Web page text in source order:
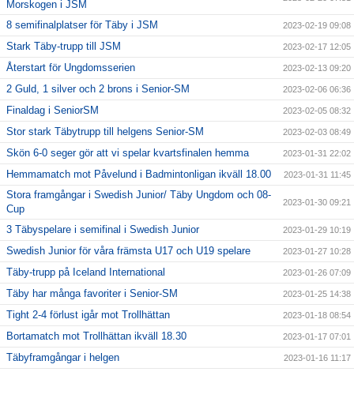
Morskogen i JSM
8 semifinalplatser för Täby i JSM 2023-02-19 09:08
Stark Täby-trupp till JSM 2023-02-17 12:05
Återstart för Ungdomsserien 2023-02-13 09:20
2 Guld, 1 silver och 2 brons i Senior-SM 2023-02-06 06:36
Finaldag i SeniorSM 2023-02-05 08:32
Stor stark Täbytrupp till helgens Senior-SM 2023-02-03 08:49
Skön 6-0 seger gör att vi spelar kvartsfinalen hemma 2023-01-31 22:02
Hemmamatch mot Påvelund i Badmintonligan ikväll 18.00 2023-01-31 11:45
Stora framgångar i Swedish Junior/ Täby Ungdom och 08-
Cup
2023-01-30 09:21
3 Täbyspelare i semifinal i Swedish Junior 2023-01-29 10:19
Swedish Junior för våra främsta U17 och U19 spelare 2023-01-27 10:28
Täby-trupp på Iceland International 2023-01-26 07:09
Täby har många favoriter i Senior-SM 2023-01-25 14:38
Tight 2-4 förlust igår mot Trollhättan 2023-01-18 08:54
Bortamatch mot Trollhättan ikväll 18.30 2023-01-17 07:01
Täbyframgångar i helgen 2023-01-16 11:17